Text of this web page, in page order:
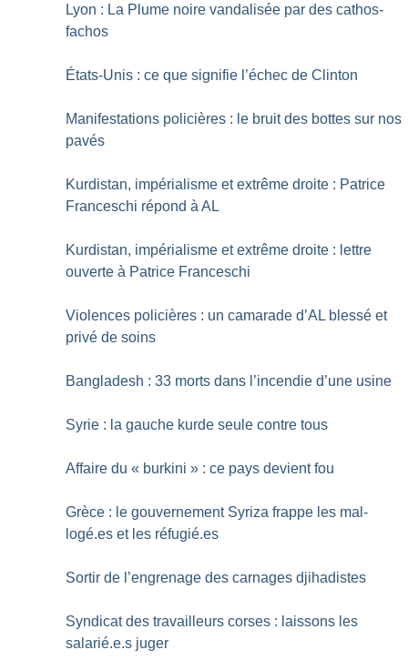
Lyon : La Plume noire vandalisée par des cathos-
fachos
États-Unis : ce que signifie l’échec de Clinton
Manifestations policières : le bruit des bottes sur nos
pavés
Kurdistan, impérialisme et extrême droite : Patrice
Franceschi répond à AL
Kurdistan, impérialisme et extrême droite : lettre
ouverte à Patrice Franceschi
Violences policières : un camarade d’AL blessé et
privé de soins
Bangladesh : 33 morts dans l’incendie d’une usine
Syrie : la gauche kurde seule contre tous
Affaire du « burkini » : ce pays devient fou
Grèce : le gouvernement Syriza frappe les mal-
logé.es et les réfugié.es
Sortir de l’engrenage des carnages djihadistes
Syndicat des travailleurs corses : laissons les
salarié.e.s juger